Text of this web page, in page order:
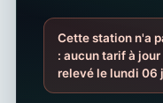
Cette station n'a
: aucun tarif à
relevé le lundi 06